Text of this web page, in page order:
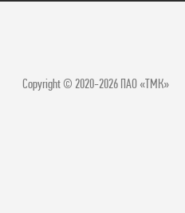
Copyright © 2020-2026 ПАО «ТМК»